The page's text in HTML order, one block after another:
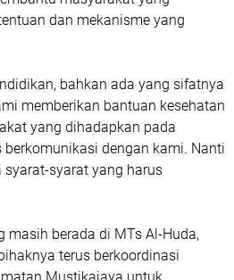
dan mekanisme yang
bahkan ada yang sifatnya
memberikan bantuan kesehatan
yang dihadapkan pada
dengan kami. Nanti
syarat-syarat yang harus
masih berada di MTs Al-Huda,
terus berkoordinasi